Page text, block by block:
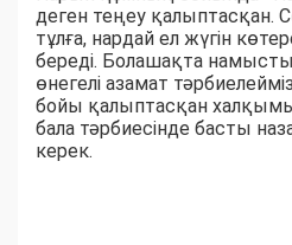
деген теңеу қалыптасқан.
тұлға, нардай ел жүгін
береді. Болашақта намысты
өнегелі азамат
бойы қалыптасқан
бала тәрбиесінде басты
керек.